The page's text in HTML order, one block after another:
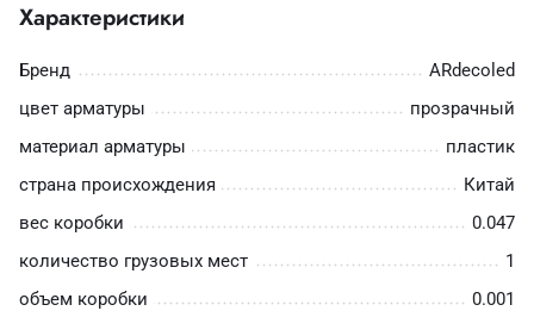
Характеристики
Бренд
ARdecoled
цвет арматуры
прозрачный
материал арматуры
пластик
страна происхождения
Китай
вес коробки
0.047
количество грузовых мест
1
объем коробки
0.001